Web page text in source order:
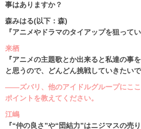
事はありますか？
森みはる(以下：森)
『アニメやドラマのタイアップを狙って
来栖
『アニメの主題歌とか出来ると私達の事
と思うので、どんどん挑戦していきたいで
――ズバリ、他のアイドルグループにここ
ポイントを教えてください。
江嶋
『“仲の良さ”や“団結力”はニジマスの売